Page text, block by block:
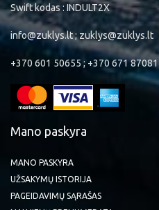
Swift kodas : INDULT2X
info@zuklys.lt ; zuklys@zuklys.lt
+370 601 50655 ; +370 671 87081
Mano paskyra
MANO PASKYRA
UŽSAKYMŲ ISTORIJA
PAGEIDAVIMŲ SĄRAŠAS